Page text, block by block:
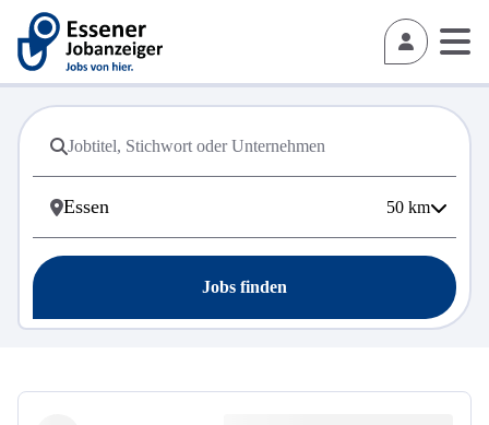
50 km
Jobs finden